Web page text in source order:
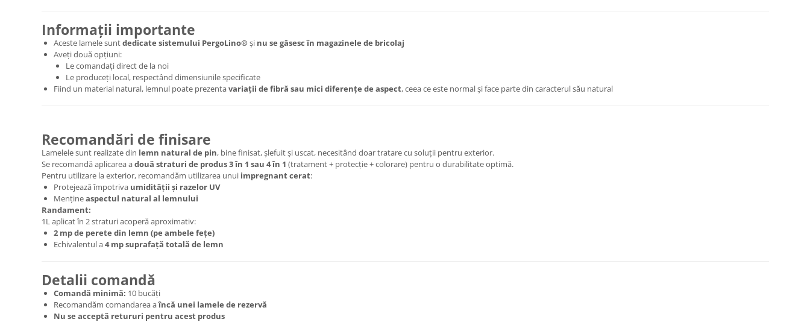
Informații importante
Aceste lamele suntdedicate sistemului PergoLino®și nu se găsesc în magazinele de bricolaj
Aveți două opțiuni:
Le comandați direct de la noi
Le produceți local, respectând dimensiunile specificate
Fiind un material natural, lemnul poate prezentavariații de fibră sau mici diferențe de aspect, ceea ce este normal și face parte din caracterul său natural
Recomandări de finisare
Lamelele sunt realizate din lemn natural de pin, bine finisat, șlefuit și uscat, necesitând doar tratare cu soluții pentru exterior.
Se recomandă aplicarea adouă straturi de produs 3 în 1 sau 4 în 1 (tratament + protecție + colorare) pentru o durabilitate optimă.
Pentru utilizare la exterior, recomandăm utilizarea unui impregnant cerat:
Protejează împotriva umidității și razelor UV
Mențineaspectul natural al lemnului
Randament:
1L aplicat în 2 straturi acoperă aproximativ:
2 mp de perete din lemn (pe ambele fețe)
Echivalentul a4 mp suprafață totală de lemn
Detalii comandă
Comandă minimă: 10 bucăți
Recomandăm comandarea aîncă unei lamele de rezervă
Nu se acceptă retururi pentru acest produs